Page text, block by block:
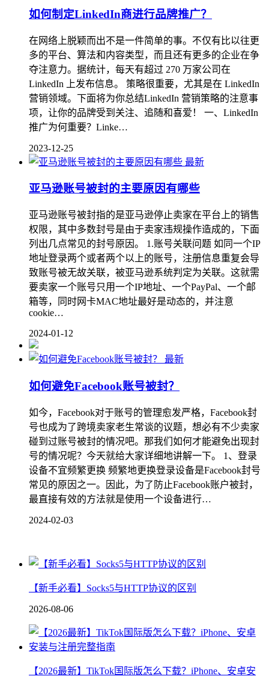
如何制定LinkedIn商进行品牌推广？
在网络上脱颖而出不是一件简单的事。不仅有比以往更
多的平台、算法和内容类型，而且还有更多的企业在争
夺注意力。据统计，每天有超过 270 万家公司在
LinkedIn 上发布信息。 策略很重要，尤其是在 LinkedIn
营销领域。下面将为你总结LinkedIn 营销策略的注意事
项，让你的品牌受到关注、追随和喜爱！ 一、LinkedIn
推广为何重要？Linke…
2023-12-25
最新
亚马逊账号被封的主要原因有哪些
亚马逊账号被封指的是亚马逊停止卖家在平台上的销售
权限，其中多数封号是由于卖家违规操作造成的，下面
列出几点常见的封号原因。 1.账号关联问题 如同一个IP
地址登录两个或者两个以上的账号，注册信息重复会导
致账号被无故关联，被亚马逊系统判定为关联。这就需
要卖家一个账号只用一个IP地址、一个PayPal、一个邮
箱等，同时网卡MAC地址最好是动态的，并注意
cookie…
2024-01-12
最新
如何避免Facebook账号被封？
如今，Facebook对于账号的管理愈发严格，Facebook封
号也成为了跨境卖家老生常谈的议题，想必有不少卖家
碰到过账号被封的情况吧。那我们如何才能避免出现封
号的情况呢？今天就给大家详细地讲解一下。 1、登录
设备不宜频繁更换 频繁地更换登录设备是Facebook封号
常见的原因之一。因此，为了防止Facebook账户被封，
最直接有效的方法就是使用一个设备进行…
2024-02-03
【新手必看】Socks5与HTTP协议的区别
2026-08-06
【2026最新】TikTok国际版怎么下载？iPhone、安卓安